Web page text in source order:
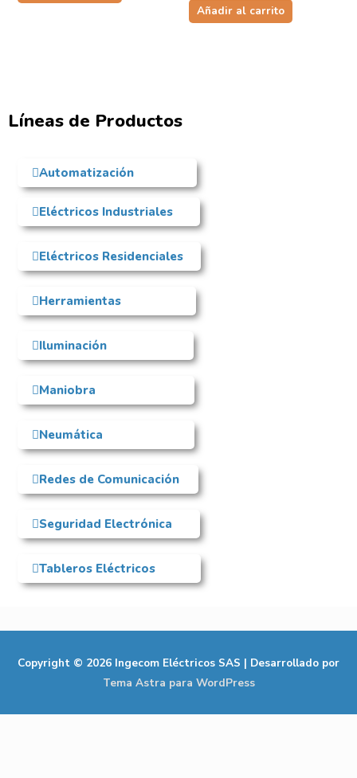
Añadir al carrito
Líneas de Productos
Automatización
Eléctricos Industriales
Eléctricos Residenciales
Herramientas
Iluminación
Maniobra
Neumática
Redes de Comunicación
Seguridad Electrónica
Tableros Eléctricos
Copyright © 2026 Ingecom Eléctricos SAS | Desarrollado por
Tema Astra para WordPress